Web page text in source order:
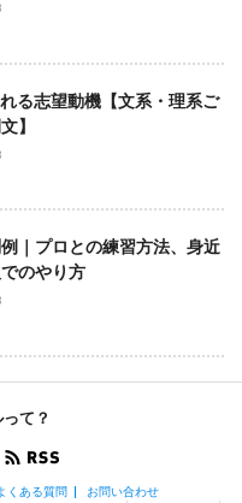
る志望動機【文系・理系ご
】
｜プロとの練習方法、身近
のやり方
て？
くある質問 お問い合わせ